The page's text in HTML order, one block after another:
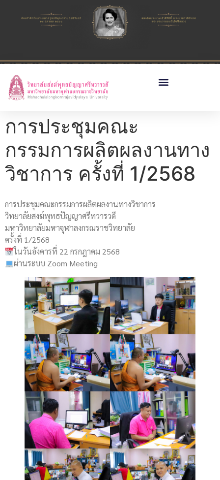
การประชุมคณะ
กรรมการผลิตผลงานทาง
วิชาการ ครั้งที่ 1/2568
การประชุมคณะกรรมการผลิตผลงานทางวิชาการ
วิทยาลัยสงฆ์พุทธปัญญาศรีทวารวดี
มหาวิทยาลัยมหาจุฬาลงกรณราชวิทยาลัย
ครั้งที่ 1/2568
ในวันอังคารที่ 22 กรกฎาคม 2568
ผ่านระบบ Zoom Meeting